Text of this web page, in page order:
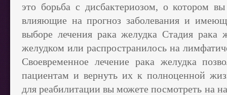
это борьба с дисбактериозом, о котором
влияющие на прогноз заболевания и
выборе лечения рака желудка Стадия рака
желудком или распространилось на
Своевременное лечение рака желудка
пациентам и вернуть их к полноценной
для реабилитации вы можете посмотреть на